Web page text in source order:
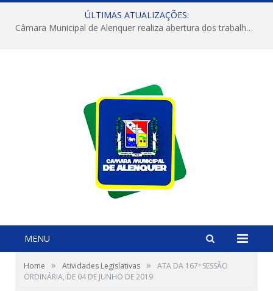
ÚLTIMAS ATUALIZAÇÕES:
Câmara Municipal de Alenquer realiza abertura dos trabalhos do 4º Período Legislativo
MENU
Home » Atividades Legislativas »
ATA DA 167ª SESSÃO
ORDINÁRIA, DE 04 DE JUNHO DE 2019